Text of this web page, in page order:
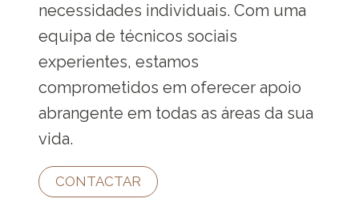
necessidades individuais. Com uma
equipa de técnicos sociais
experientes, estamos
comprometidos em oferecer apoio
abrangente em todas as áreas da sua
vida.
CONTACTAR